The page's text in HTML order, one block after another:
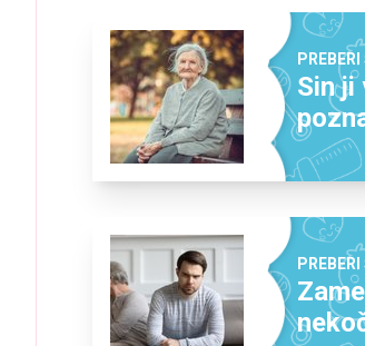
PREBERI
Sin ji
PREBERI